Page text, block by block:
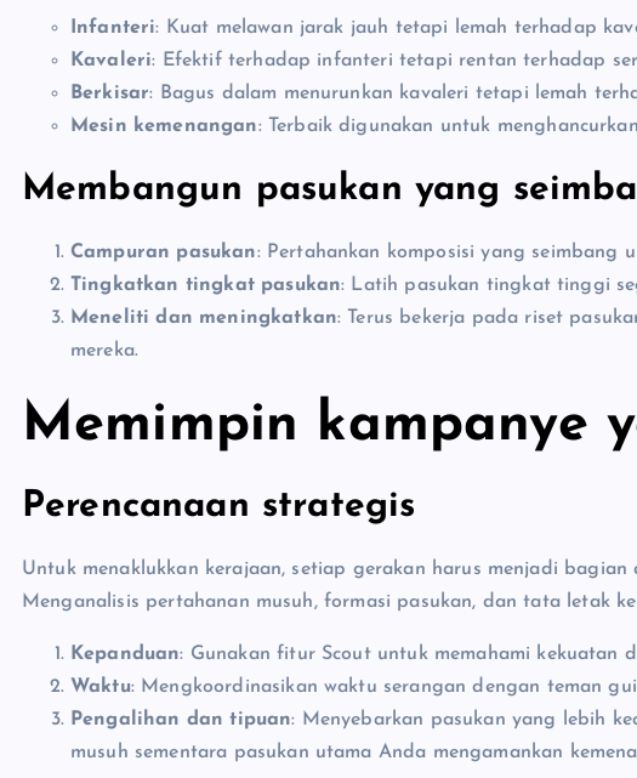
Infanteri: Kuat melawan jarak jauh tetapi lemah terhadap
Kavaleri: Efektif terhadap infanteri tetapi rentan terhadap
Berkisar: Bagus dalam menurunkan kavaleri tetapi lemah
Mesin kemenangan: Terbaik digunakan untuk
Membangun pasukan yang
Campuran pasukan: Pertahankan komposisi yang seimbang
Tingkatkan tingkat pasukan: Latih pasukan tingkat tinggi
Meneliti dan meningkatkan: Terus bekerja pada riset
mereka.
Memimpin kampanye
Perencanaan strategis
Untuk menaklukkan kerajaan, setiap gerakan harus menjadi
Menganalisis pertahanan musuh, formasi pasukan, dan tata letak
Kepanduan: Gunakan fitur Scout untuk memahami kekuatan
Waktu: Mengkoordinasikan waktu serangan dengan teman
Pengalihan dan tipuan: Menyebarkan pasukan yang lebih
musuh sementara pasukan utama Anda mengamankan